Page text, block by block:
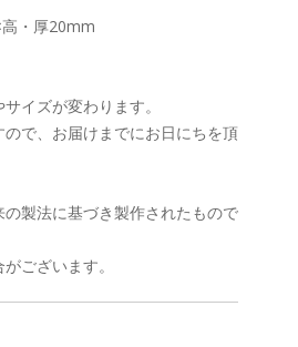
・厚20mm
イズが変わります。
で、お届けまでにお日にちを頂
製法に基づき製作されたもので
ございます。